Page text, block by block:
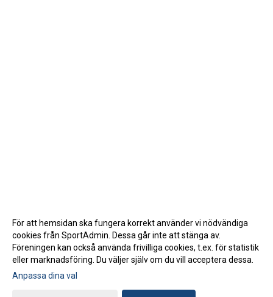
Gå till Webbversion
För att hemsidan ska fungera korrekt använder vi nödvändiga
cookies från SportAdmin. Dessa går inte att stänga av.
Föreningen kan också använda frivilliga cookies, t.ex. för statistik
eller marknadsföring. Du väljer själv om du vill acceptera dessa.
Anpassa dina val